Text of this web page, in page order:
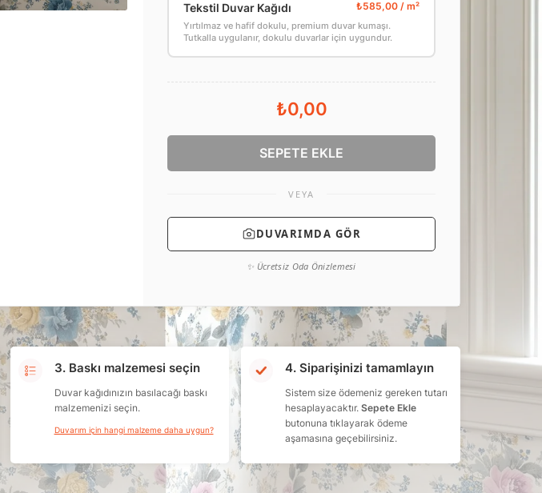
Tekstil Duvar Kağıdı
Yırtılmaz ve hafif dokulu, premium duvar kumaşı.
Tutkalla uygulanır, dokulu duvarlar için uygundur.
₺0,00
SEPETE EKLE
VEYA
DUVARIMDA GÖR
✨ Ücretsiz Oda Önizlemesi
3. Baskı malzemesi seçin
Duvar kağıdınızın basılacağı baskı
malzemenizi seçin.
Duvarım için hangi malzeme daha uygun?
4. Siparişinizi tamamlayın
Sistem size ödemeniz gereken tutarı
hesaplayacaktır.Sepete Ekle
butonuna tıklayarak ödeme
aşamasına geçebilirsiniz.